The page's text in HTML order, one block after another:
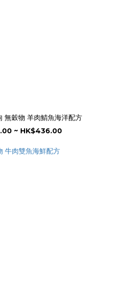
穀物 羊肉鯖魚海洋配方
~ HK$436.00